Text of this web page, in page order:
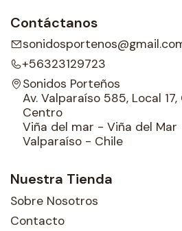
Contáctanos
+56323129723
Sonidos Porteños
Av. Valparaíso 585, Local
Centro
Viña del mar - Viña del Mar
Valparaíso - Chile
Nuestra Tienda
Sobre Nosotros
Contacto